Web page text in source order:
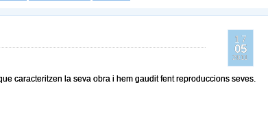
17
05
2011
caracteritzen la seva obra i hem gaudit fent reproduccions seves.